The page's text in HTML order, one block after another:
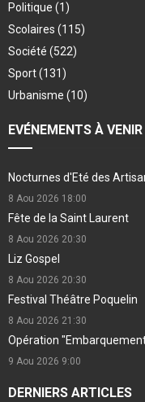
Politique (1)
Scolaires (115)
Société (522)
Sport(131)
Urbanisme (10)
EVÉNEMENTS À VENIR
Nocturnes d'Eté des
8 Aou 2026 18:00
Fête de la Saint Laurent
8 Aou 2026 20:30
Liz Gospel
8 Aou 2026 20:30
Festival Théâtre Poquelin
8 Aou 2026 21:30
Opération
9 Aou 2026 9:00
DERNIERS ARTICLES